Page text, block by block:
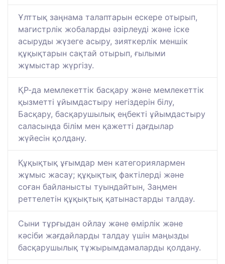
Ұлттық заңнама талаптарын ескере отырып,
магистрлік жобаларды әзірлеуді және іске
асыруды жүзеге асыру, зияткерлік меншік
құқықтарын сақтай отырып, ғылыми
жұмыстар жүргізу.
ҚР-да мемлекеттік басқару және мемлекеттік
қызметті ұйымдастыру негіздерін білу,
Басқару, басқарушылық еңбекті ұйымдастыру
саласында білім мен қажетті дағдылар
жүйесін қолдану.
Құқықтық ұғымдар мен категориялармен
жұмыс жасау; құқықтық фактілерді және
соған байланысты туындайтын, Заңмен
реттелетін құқықтық қатынастарды талдау.
Сыни тұрғыдан ойлау және өмірлік және
кәсіби жағдайларды талдау үшін маңызды
басқарушылық тұжырымдамаларды қолдану.